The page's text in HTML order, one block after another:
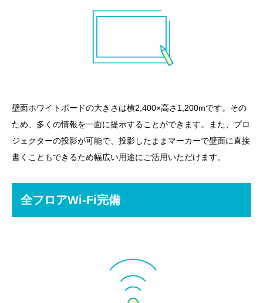
壁面ホワイトボードの大きさは横2,400×高さ1,200mです。その
ため、多くの情報を一面に提示することができます。また、プロ
ジェクターの投影が可能で、投影したままマーカーで壁面に直接
書くこともできるため幅広い用途にご活用いただけます。
全フロアWi-Fi完備